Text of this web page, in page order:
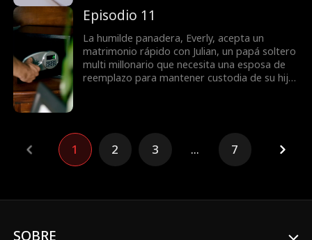
descubren sus sentimientos entre sí mientras
combaten a un némesis celoso, un ex-
prometido acosador y una ex-esposa lunática
quienes harán lo que sea para separarlos.
Episodio 11
La humilde panadera, Everly, acepta un
matrimonio rápido con Julian, un papá soltero
multi millonario que necesita una esposa de
reemplazo para mantener custodia de su hija.
combaten a un némesis celoso, un ex-
prometido acosador y una ex-esposa lunática
quienes harán lo que sea para separarlos.
1 2 3 ... 7
SOBRE